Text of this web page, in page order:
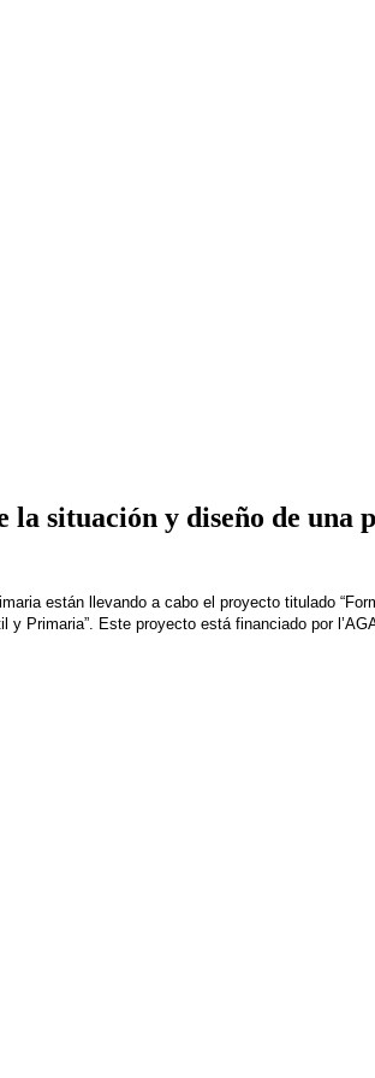
situación y diseño de una
están llevando a cabo el proyecto titulado
Primaria”. Este proyecto está financiado por